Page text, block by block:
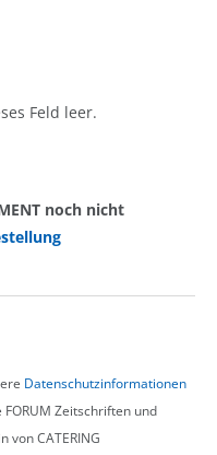
Feld leer.
noch nicht
Datenschutzinformationen
Zeitschriften und
von CATERING